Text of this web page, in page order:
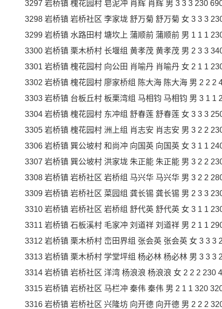
3297 岩桥镇 槐花园村 皂泥冲 肖辉 肖辉 男 3 3 3 230
3298 岩桥镇 岩桥社区 李家垅 舒万菊 舒万菊 女 3 3 3
3299 岩桥镇 水路田村 塘坎上 蒲顺前 蒲顺前 男 1 1 1
3300 岩桥镇 栗木桥村 长堰组 黄孝茂 黄孝茂 男 2 3 3
3301 岩桥镇 槐花园村 向公田 肖喻丹 肖喻丹 女 2 1 1
3302 岩桥镇 槐花园村 廖家桥组 陈大海 陈大海 男 2 2 2
3303 岩桥镇 台板丘村 板栗湾组 马相钧 马相钧 男 3 1 1
3304 岩桥镇 槐花园村 东冲组 舒春莲 舒春莲 女 3 3 3
3305 岩桥镇 槐花园村 洲上组 肖志安 肖志安 男 3 2 2
3306 岩桥镇 巽公坡村 和尚冲 向国英 向国英 女 3 1 1
3307 岩桥镇 巽公坡村 洪家垅 朱正能 朱正能 男 3 2 2
3308 岩桥镇 岩桥社区 岩桥组 马兴华 马兴华 男 3 2 2
3309 岩桥镇 岩桥社区 菜园组 龚长锡 龚长锡 男 2 3 3
3310 岩桥镇 岩桥社区 岩桥组 舒代英 舒代英 女 3 1 1
3311 岩桥镇 石板溪村 毛家冲 刘道祥 刘道祥 男 2 1 1
3312 岩桥镇 栗木桥村 峦田界组 张会英 张会英 女 3 3 3
3313 岩桥镇 栗木桥村 学堂坪组 杨必林 杨必林 男 3 3 3
3314 岩桥镇 岩桥社区 洋湾 杨浪浪 杨浪浪 女 2 2 2 230
3315 岩桥镇 岩桥社区 马栏冲 秦伟 秦伟 男 2 1 1 320
3316 岩桥镇 岩桥社区 兴隆坊 向开德 向开德 男 2 2 2